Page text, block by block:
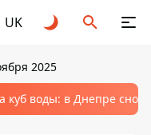
UK
2025
куб воды: в Днепре